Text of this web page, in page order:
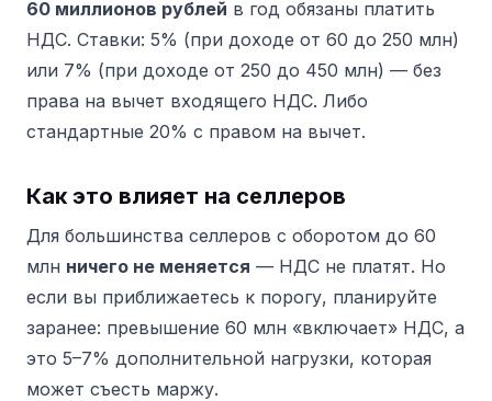
60 миллионов рублей в год обязаны платить
НДС. Ставки: 5% (при доходе от 60 до 250 млн)
или 7% (при доходе от 250 до 450 млн) — без
права на вычет входящего НДС. Либо
стандартные 20% с правом на вычет.
Как это влияет на селлеров
Для большинства селлеров с оборотом до 60
млн ничего не меняется — НДС не платят. Но
если вы приближаетесь к порогу, планируйте
заранее: превышение 60 млн «включает» НДС, а
это 5–7% дополнительной нагрузки, которая
может съесть маржу.